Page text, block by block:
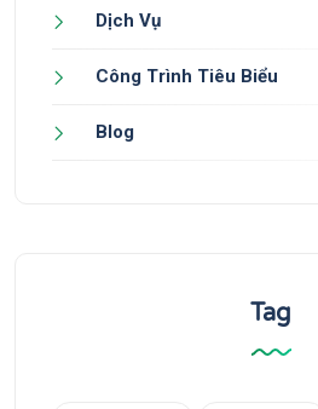
Dịch Vụ
Công Trình Tiêu Biểu
Blog
Tag